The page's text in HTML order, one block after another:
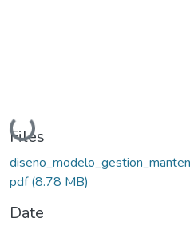
Loading...
Files
pdf(8.78 MB)
Date